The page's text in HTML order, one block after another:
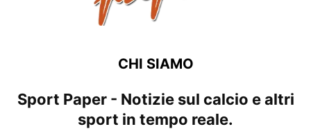
CHI SIAMO
Sport Paper - Notizie sul calcio e altri
sport in tempo reale.